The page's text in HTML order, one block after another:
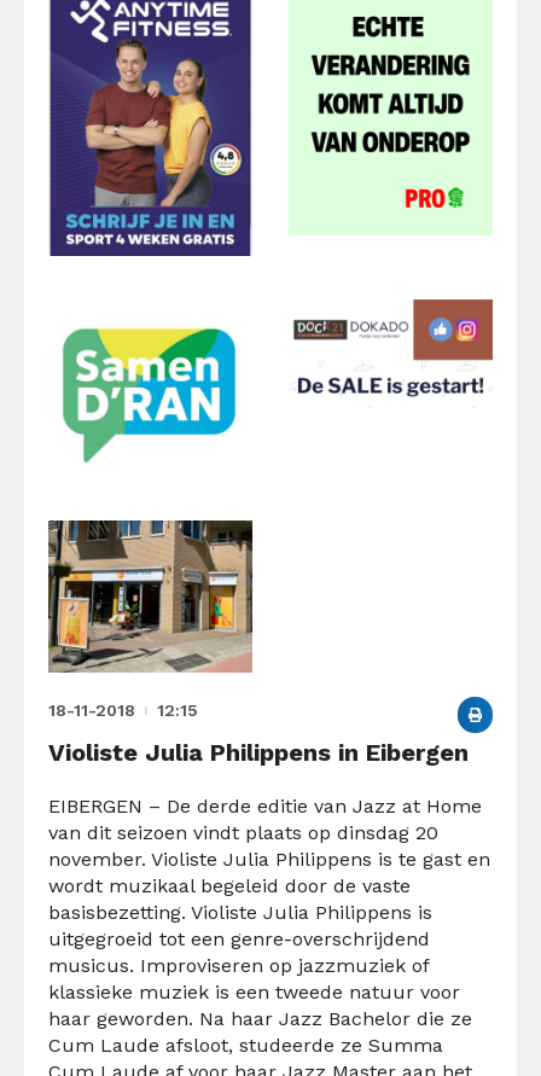
18-11-2018 12:15
Violiste Julia Philippens in Eibergen
EIBERGEN – De derde editie van Jazz at Home
van dit seizoen vindt plaats op dinsdag 20
november. Violiste Julia Philippens is te gast en
wordt muzikaal begeleid door de vaste
basisbezetting. Violiste Julia Philippens is
uitgegroeid tot een genre-overschrijdend
musicus. Improviseren op jazzmuziek of
klassieke muziek is een tweede natuur voor
haar geworden. Na haar Jazz Bachelor die ze
Cum Laude afsloot, studeerde ze Summa